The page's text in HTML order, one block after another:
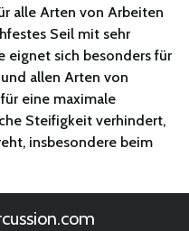
alle Arten von Arbeiten
Seil mit sehr
eignet sich besonders für
allen Arten von
eine maximale
Steifigkeit verhindert,
insbesondere beim